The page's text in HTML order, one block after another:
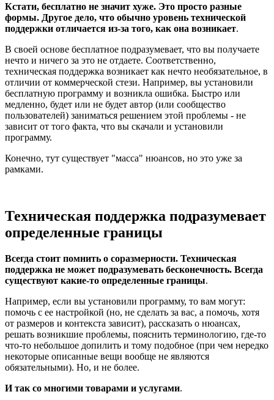
Кстати, бесплатно не значит хуже. Это просто разные
формы. Другое дело, что обычно уровень технической
поддержки отличается из-за того, как она возникает.
В своей основе бесплатное подразумевает, что вы получаете
нечто и ничего за это не отдаете. Соответственно,
техническая поддержка возникает как нечто необязательное, в
отличии от коммерческой стези. Например, вы установили
бесплатную программу и возникла ошибка. Быстро или
медленно, будет или не будет автор (или сообщество
пользователей) заниматься решением этой проблемы - не
зависит от того факта, что вы скачали и установили
программу.
Конечно, тут существует "масса" нюансов, но это уже за
рамками.
Техническая поддержка подразумевает
определенные границы
Всегда стоит помнить о соразмерности. Техническая
поддержка не может подразумевать бесконечность. Всегда
существуют какие-то определенные границы.
Например, если вы установили программу, то вам могут:
помочь с ее настройкой (но, не сделать за вас, а помочь, хотя
от размеров и контекста зависит), рассказать о нюансах,
решать возникшие проблемы, пояснить терминологию, где-то
что-то небольшое допилить и тому подобное (при чем нередко
некоторые описанные вещи вообще не являются
обязательными). Но, и не более.
И так со многими товарами и услугами.